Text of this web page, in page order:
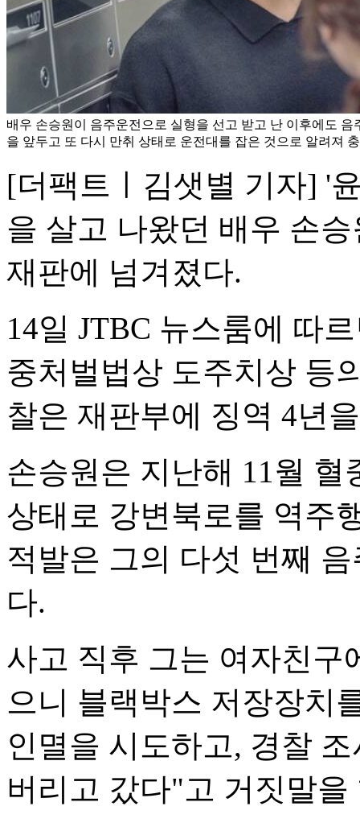
배우 손승원이 음주운전으로 실형을 선고 받고 난 이후에도
을 앞두고 또 다시 만취 상태로 운전대를 잡은 것으로 알려져
[더팩트ㅣ김샛별 기자] '
을 살고 나왔던 배우 손
재판에 넘겨졌다.
14일 JTBC 뉴스룸에 따
중처벌법상 도주치상 등
찰은 재판부에 징역 4년
손승원은 지난해 11월 혈
상태로 강변북로를 역주
적발은 그의 다섯 번째
다.
사고 직후 그는 여자친구
으니 블랙박스 저장장치
인멸을 시도하고, 경찰
버리고 갔다"고 거짓말